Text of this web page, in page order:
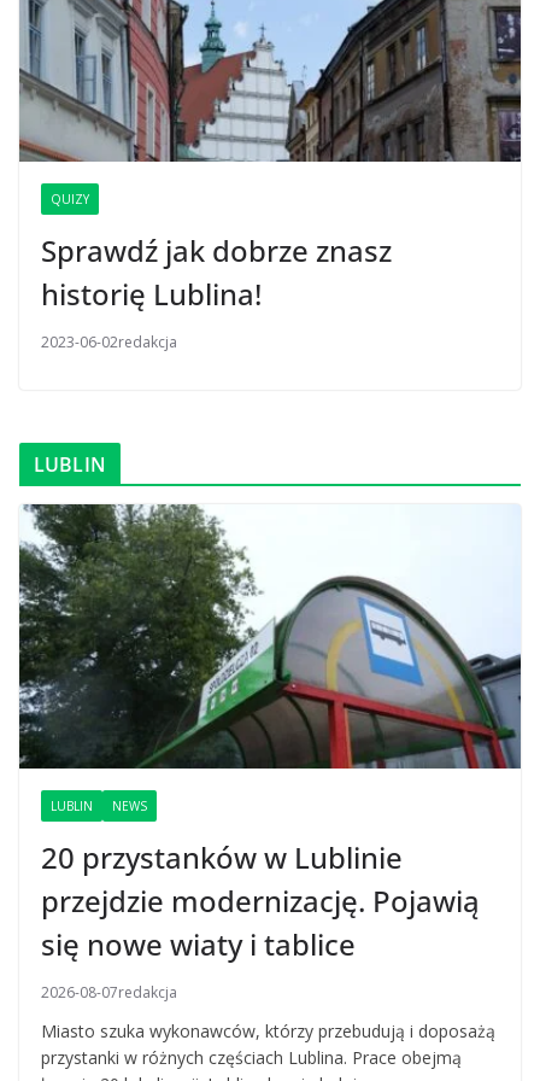
QUIZY
Sprawdź jak dobrze znasz
historię Lublina!
2023-06-02redakcja
LUBLIN
LUBLIN NEWS
20 przystanków w Lublinie
przejdzie modernizację. Pojawią
się nowe wiaty i tablice
2026-08-07redakcja
Miasto szuka wykonawców, którzy przebudują i doposażą
przystanki w różnych częściach Lublina. Prace obejmą